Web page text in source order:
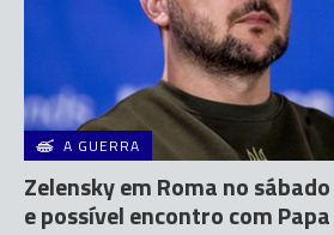
A GUERRA
Zelensky em Roma no
e possível encontro com Papa